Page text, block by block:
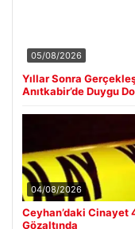
05/08/2026
Yıllar Sonra
Anıtkabir’de Duygu
04/08/2026
Ceyhan’daki Cinayet
Gözaltında